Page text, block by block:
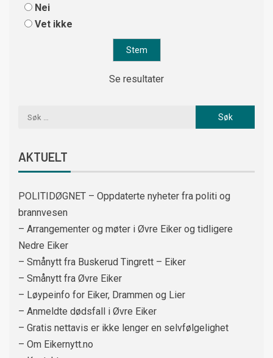
Nei
Vet ikke
Se resultater
AKTUELT
POLITIDØGNET – Oppdaterte nyheter fra politi og
brannvesen
– Arrangementer og møter i Øvre Eiker og tidligere
Nedre Eiker
– Smånytt fra Buskerud Tingrett – Eiker
– Smånytt fra Øvre Eiker
– Løypeinfo for Eiker, Drammen og Lier
– Anmeldte dødsfall i Øvre Eiker
– Gratis nettavis er ikke lenger en selvfølgelighet
– Om Eikernytt.no